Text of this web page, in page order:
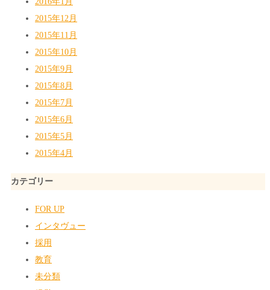
2015年12月
2015年11月
2015年10月
2015年9月
2015年8月
2015年7月
2015年6月
2015年5月
2015年4月
カテゴリー
FOR UP
インタヴュー
採用
教育
未分類